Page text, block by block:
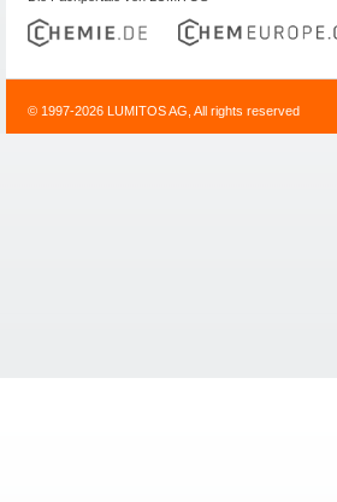
© 1997-2026 LUMITOS AG, All rights reserved